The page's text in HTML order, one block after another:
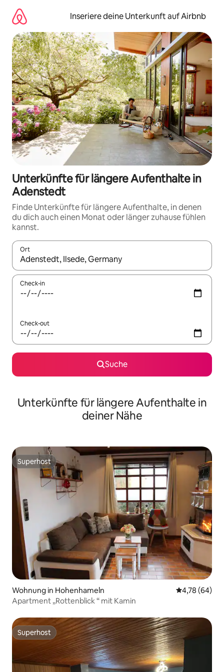
Inhalten
springen
Inseriere deine Unterkunft auf Airbnb
Unterkünfte für längere Aufenthalte in
Adenstedt
Finde Unterkünfte für längere Aufenthalte, in denen
du dich auch einen Monat oder länger zuhause fühlen
kannst.
Ort
Wenn Ergebnisse verfügbar sind, navigiere mit den
Check-in
Check-out
Suche
Unterkünfte für längere Aufenthalte in
deiner Nähe
Superhost
Superhost
Wohnung in Hohenhameln
4,78 (64)
Apartment „Rottenblick “ mit Kamin
Superhost
Superhost